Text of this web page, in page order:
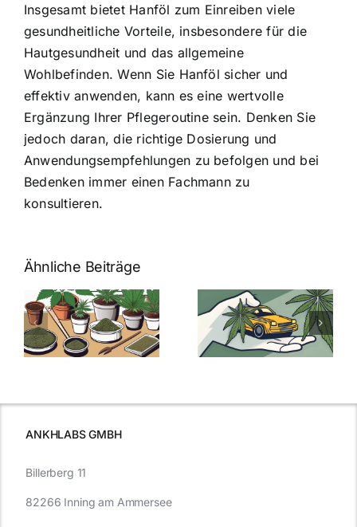
Insgesamt bietet Hanföl zum Einreiben viele
gesundheitliche Vorteile, insbesondere für die
Hautgesundheit und das allgemeine
Wohlbefinden. Wenn Sie Hanföl sicher und
effektiv anwenden, kann es eine wertvolle
Ergänzung Ihrer Pflegeroutine sein. Denken Sie
jedoch daran, die richtige Dosierung und
Anwendungsempfehlungen zu befolgen und bei
Bedenken immer einen Fachmann zu
konsultieren.
Ähnliche Beiträge
Neue THC-
Grenzwert-
Regelung:
Was Sie über
Cannabis und
müssen
Cannabis
Samen
kaufen: Alles
was Sie
ANKHLABS GMBH
Billerberg 11
82266 Inning am Ammersee